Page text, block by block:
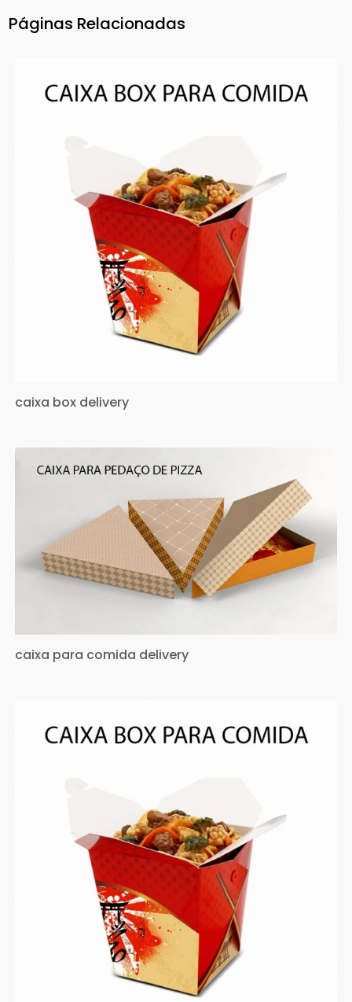
Páginas Relacionadas
caixa box delivery
caixa para comida delivery